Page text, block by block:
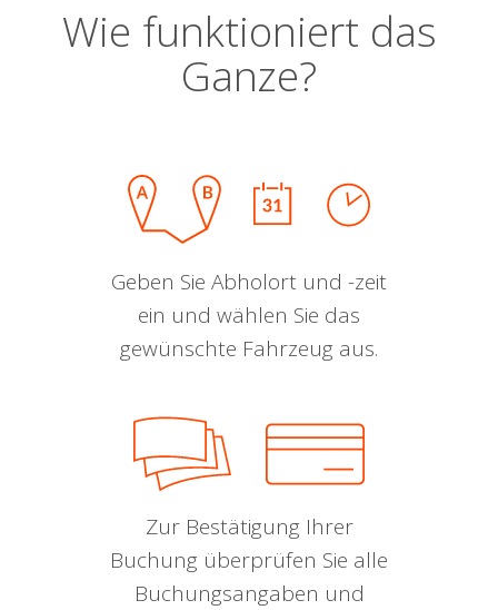
Wie funktioniert das
Ganze?
Geben Sie Abholort und -zeit
ein und wählen Sie das
gewünschte Fahrzeug aus.
Zur Bestätigung Ihrer
Buchung überprüfen Sie alle
Buchungsangaben und